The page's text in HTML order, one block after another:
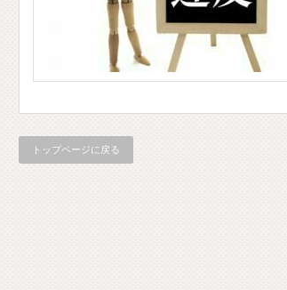
トップページに戻る